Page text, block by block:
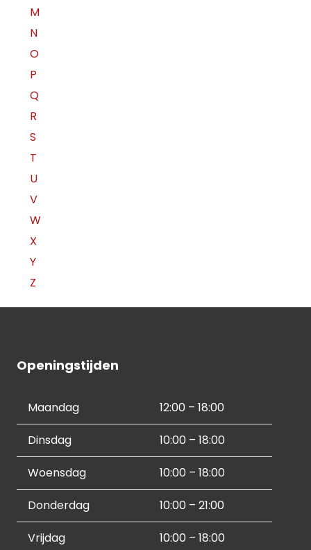
M
N
O
P
Q
R
S
T
U
V
W
X
Y
Z
Openingstijden
Maandag 12:00 – 18:00
Dinsdag 10:00 – 18:00
Woensdag 10:00 – 18:00
Donderdag 10:00 – 21:00
Vrijdag 10:00 – 18:00